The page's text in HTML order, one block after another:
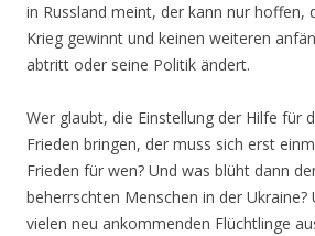
in Russland meint, der kann nur hoffen,
Krieg gewinnt und keinen weiteren
abtritt oder seine Politik ändert.
Wer glaubt, die Einstellung der Hilfe für
Frieden bringen, der muss sich erst
Frieden für wen? Und was blüht dann
beherrschten Menschen in der Ukraine?
vielen neu ankommenden Flüchtlinge